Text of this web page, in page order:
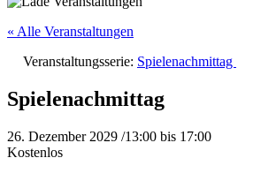
« Alle Veranstaltungen
Veranstaltungsserie: Spielenachmittag
Spielenachmittag
26. Dezember 2029 /13:00 bis 17:00
Kostenlos